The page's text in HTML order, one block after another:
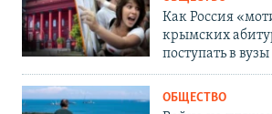
Как Россия
крымских
поступать в
ОБЩЕСТВО